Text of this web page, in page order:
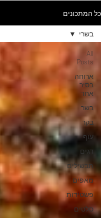
כל המתכונים
All
Posts
ארוחה
בסיר
אחד
בשר
בקר
עוף
דגים
תבשילים
מאפים
פשטידות
סלטים
בשרי